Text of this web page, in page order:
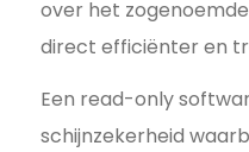
over het
direct efficiënter en
Een read-only
schijnzekerheid